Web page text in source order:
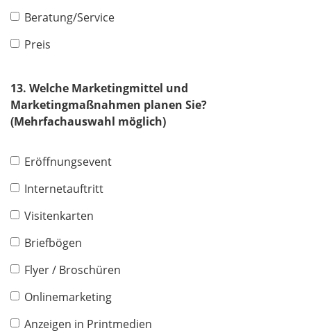
Beratung/Service
Preis
13. Welche Marketingmittel und
Marketingmaßnahmen planen Sie?
(Mehrfachauswahl möglich)
Eröffnungsevent
Internetauftritt
Visitenkarten
Briefbögen
Flyer / Broschüren
Onlinemarketing
Anzeigen in Printmedien